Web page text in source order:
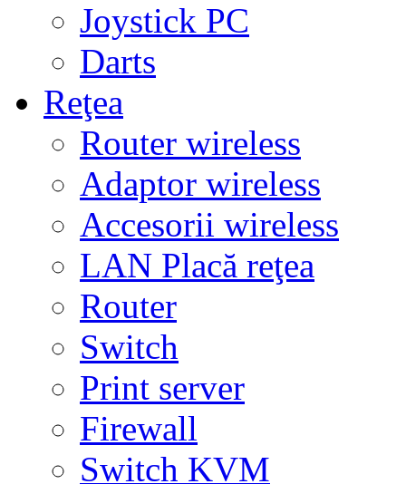
Joystick PC
Darts
Reţea
Router wireless
Adaptor wireless
Accesorii wireless
LAN Placă reţea
Router
Switch
Print server
Firewall
Switch KVM